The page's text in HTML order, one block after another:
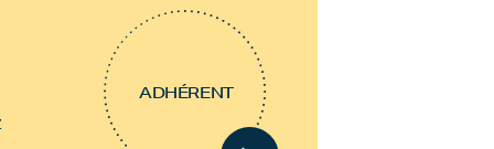
ADHÉRENT